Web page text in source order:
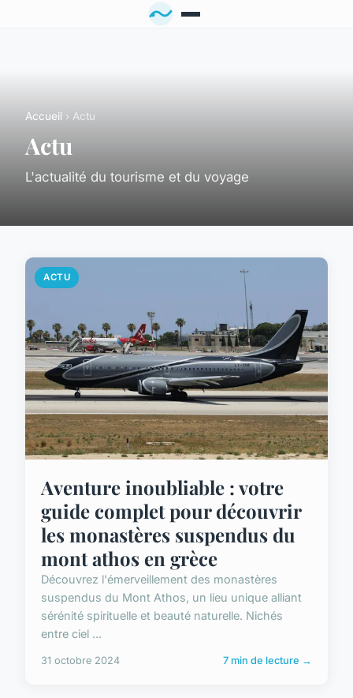
Accueil › Actu
Actu
L'actualité du tourisme et du voyage
ACTU
Aventure inoubliable : votre
guide complet pour découvrir
les monastères suspendus du
mont athos en grèce
Découvrez l'émerveillement des monastères
suspendus du Mont Athos, un lieu unique alliant
sérénité spirituelle et beauté naturelle. Nichés
entre ciel ...
31 octobre 2024 7 min de lecture →